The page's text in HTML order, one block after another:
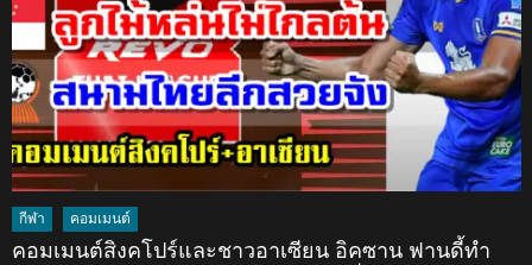
กีฬา คอมเมนต์
คอมเมนต์สิงคโปร์และชาวอาเซียน อิคซาน ฟานดี้ทำ